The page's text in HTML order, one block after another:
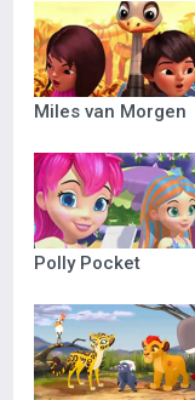
Miles van Morgen
Polly Pocket